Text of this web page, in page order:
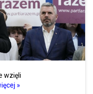
wzięli
»